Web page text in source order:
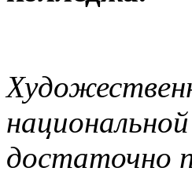
достаточно